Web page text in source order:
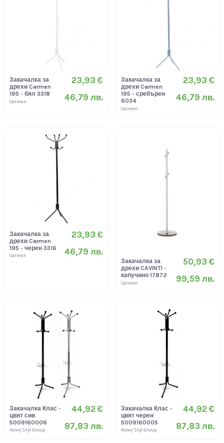
Закачалка за
дрехи Carmen
195 - бял 3318
Carmen
23,93 €
46,79 лв.
Закачалка за
дрехи Carmen
195 - сребърен
6034
Carmen
23,93 €
46,79 лв.
Закачалка за
дрехи Carmen
195 - черен 3316
Carmen
23,93 €
46,79 лв.
Закачалка за
дрехи CAVINTI -
капучино 17872
Carmen
50,93 €
99,59 лв.
Закачалка Клас -
цвят сив
5009160006
Nowy Styl Group
44,92 €
87,83 лв.
Закачалка Клас -
цвят черен
5009160005
Nowy Styl Group
44,92 €
87,83 лв.